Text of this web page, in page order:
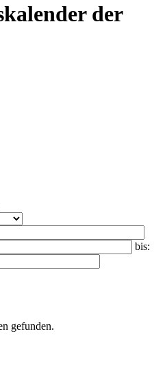
der
bis:
gefunden.